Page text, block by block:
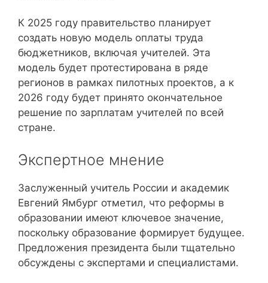
К 2025 году правительство планирует
создать новую модель оплаты труда
бюджетников, включая учителей. Эта
модель будет протестирована в ряде
регионов в рамках пилотных проектов, а к
2026 году будет принято окончательное
решение по зарплатам учителей по всей
стране.
Экспертное мнение
Заслуженный учитель России и академик
Евгений Ямбург отметил, что реформы в
образовании имеют ключевое значение,
поскольку образование формирует будущее.
Предложения президента были тщательно
обсуждены с экспертами и специалистами.